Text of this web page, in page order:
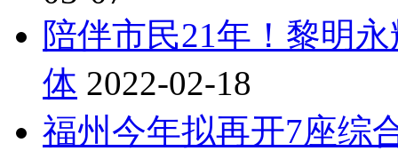
陪伴市民21年！黎明
体 2022-02-18
福州今年拟再开7座综